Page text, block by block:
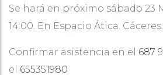
Se hará en próximo sábado 23
14:00. En Espacio Ática. Cáceres.
Confirmar asistencia en el 687
el 655351980